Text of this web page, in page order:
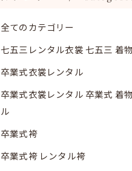
全てのカテゴリー
七五三レンタル衣裳 七五三 着物
卒業式衣裳レンタル
卒業式衣裳レンタル 卒業式 着
ル
卒業式袴
卒業式袴 レンタル袴